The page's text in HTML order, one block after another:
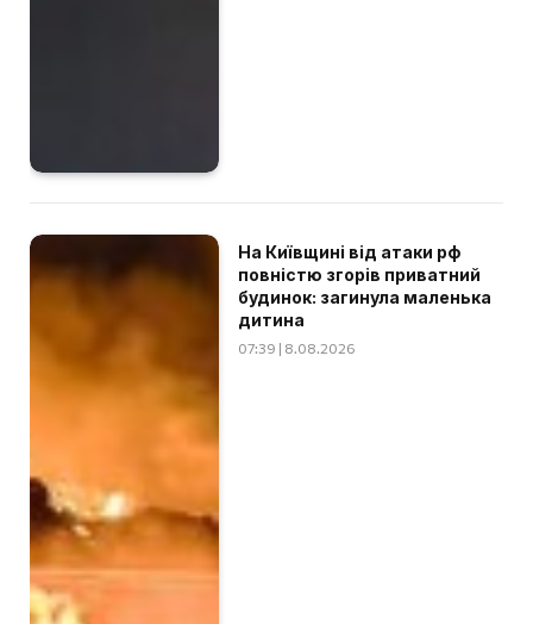
На Київщині від атаки рф
повністю згорів приватний
будинок: загинула маленька
дитина
07:39 | 8.08.2026